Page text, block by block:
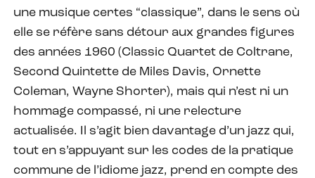
une musique certes “classique”, dans le sens où
elle se réfère sans détour aux grandes figures
des années 1960 (Classic Quartet de Coltrane,
Second Quintette de Miles Davis, Ornette
Coleman, Wayne Shorter), mais qui n’est ni un
hommage compassé, ni une relecture
actualisée. Il s’agit bien davantage d’un jazz qui,
tout en s’appuyant sur les codes de la pratique
commune de l’idiome jazz, prend en compte des